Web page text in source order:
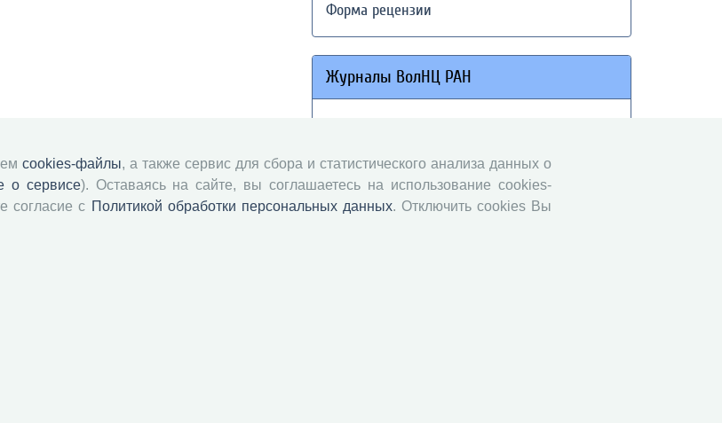
Форма рецензии
Журналы ВолНЦ РАН
Вопросы территориального развития
Социальное пространство
cookies-файлы, а также сервис для сбора и статистического анализа данных о
о сервисе). Оставаясь на сайте, вы соглашаетесь на использование cookies-
согласие с Политикой обработки персональных данных. Отключить cookies Вы